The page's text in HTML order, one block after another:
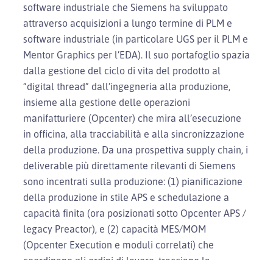
software industriale che Siemens ha sviluppato
attraverso acquisizioni a lungo termine di PLM e
software industriale (in particolare UGS per il PLM e
Mentor Graphics per l’EDA). Il suo portafoglio spazia
dalla gestione del ciclo di vita del prodotto al
“digital thread” dall’ingegneria alla produzione,
insieme alla gestione delle operazioni
manifatturiere (Opcenter) che mira all’esecuzione
in officina, alla tracciabilità e alla sincronizzazione
della produzione. Da una prospettiva supply chain, i
deliverable più direttamente rilevanti di Siemens
sono incentrati sulla produzione: (1) pianificazione
della produzione in stile APS e schedulazione a
capacità finita (ora posizionati sotto Opcenter APS /
legacy Preactor), e (2) capacità MES/MOM
(Opcenter Execution e moduli correlati) che